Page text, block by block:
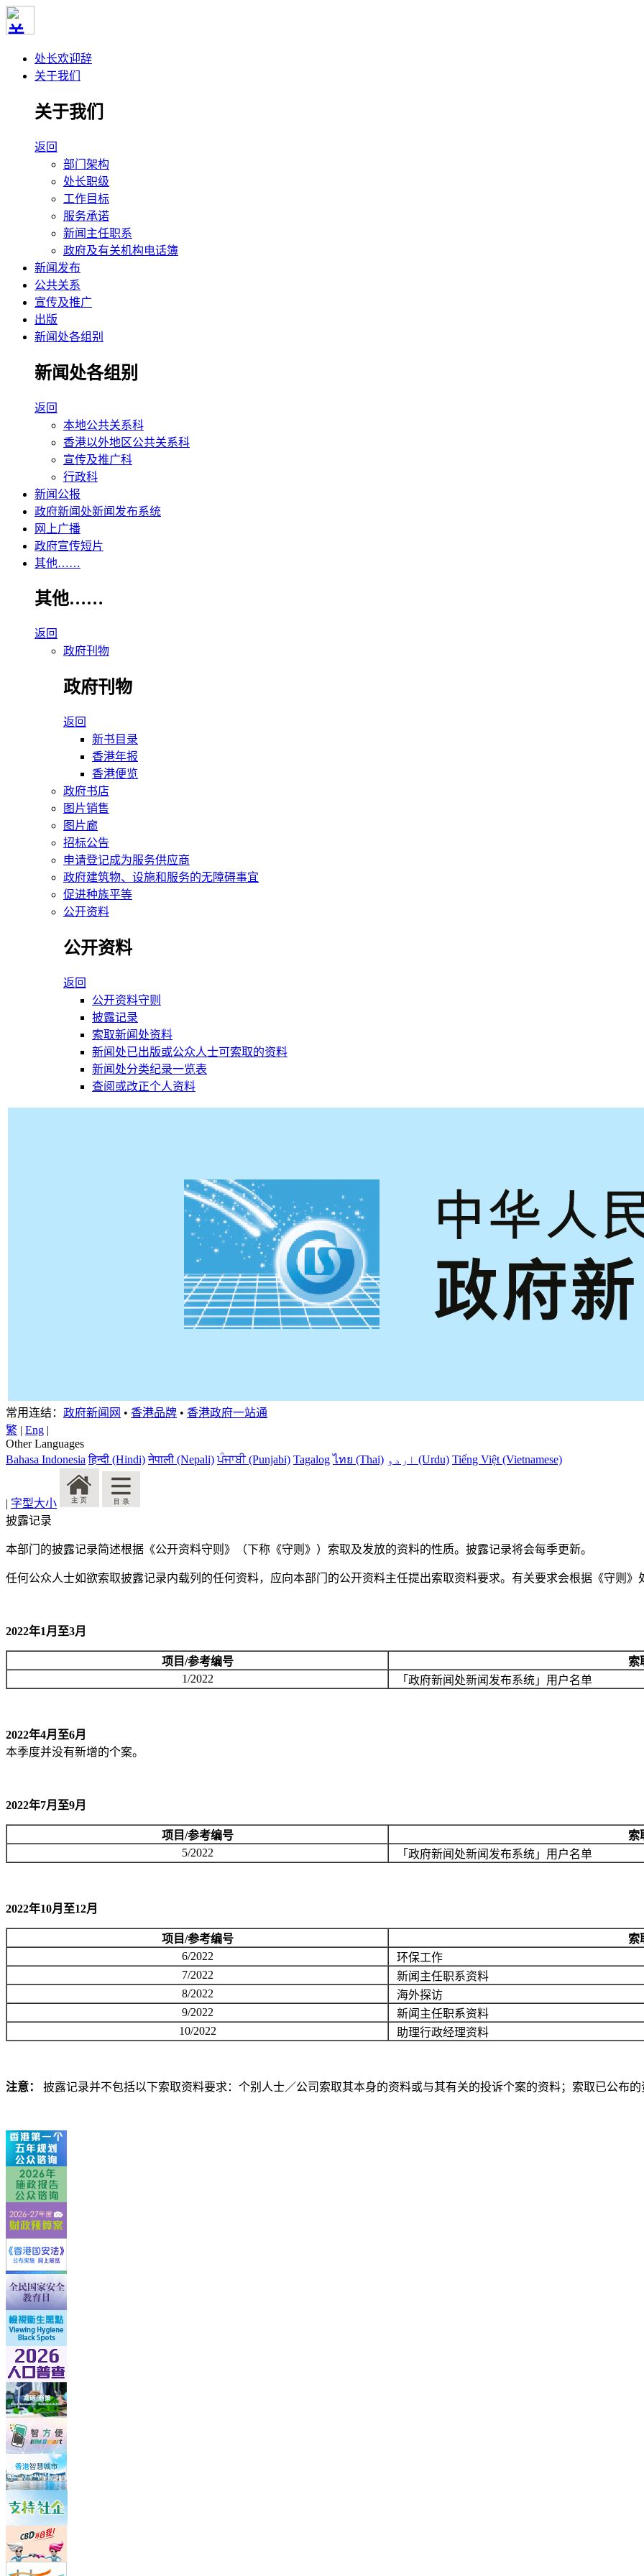
处长欢迎辞
关于我们
关于我们
返回
部门架构
处长职级
工作目标
服务承诺
新闻主任职系
政府及有关机构电话簿
新闻发布
公共关系
宣传及推广
出版
新闻处各组别
新闻处各组别
返回
本地公共关系科
香港以外地区公共关系科
宣传及推广科
行政科
新闻公报
政府新闻处新闻发布系统
网上广播
政府宣传短片
其他……
其他……
返回
政府刊物
政府刊物
返回
新书目录
香港年报
香港便览
政府书店
图片销售
图片廊
招标公告
申请登记成为服务供应商
政府建筑物、设施和服务的无障碍事宜
促进种族平等
公开资料
公开资料
返回
公开资料守则
披露记录
索取新闻处资料
新闻处已出版或公众人士可索取的资料
新闻处分类纪录一览表
查阅或改正个人资料
常用连结： 政府新闻网 • 香港品牌 • 香港政府一站通
繁 | Eng |
Other Languages
Bahasa Indonesia हिन्दी (Hindi) नेपाली (Nepali) ਪੰਜਾਬੀ (Punjabi) Tagalog ไทย (Thai) اردو (Urdu) Tiếng Việt (Vietnamese)
| 字型大小
披露记录
本部门的披露记录简述根据《公开资料守则》（下称《守则》）索取及发放的资料的性质。披露记录将会每季更新。
任何公众人士如欲索取披露记录内载列的任何资料，应向本部门的公开资料主任提出索取资料要求。有关要求会根据《守则》
2022年1月至3月
项目/参考编号
索
1/2022
「政府新闻处新闻发布系统」用户名单
2022年4月至6月
本季度并没有新增的个案。
2022年7月至9月
项目/参考编号
索
5/2022
「政府新闻处新闻发布系统」用户名单
2022年10月至12月
项目/参考编号
索
6/2022
环保工作
7/2022
新闻主任职系资料
8/2022
海外探访
9/2022
新闻主任职系资料
10/2022
助理行政经理资料
注意： 披露记录并不包括以下索取资料要求：个别人士／公司索取其本身的资料或与其有关的投诉个案的资料；索取已公布